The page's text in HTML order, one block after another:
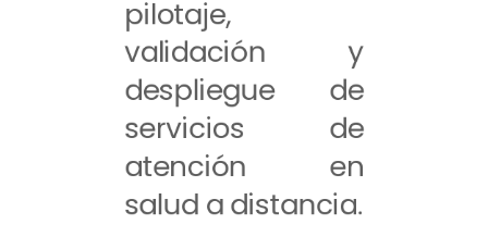
pilotaje,
validación y
despliegue de
servicios de
atención en
salud a distancia.